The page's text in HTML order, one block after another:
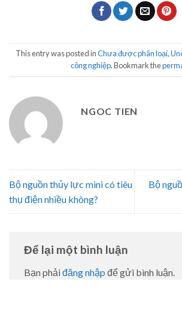
This entry was posted inChưa được phân loại,
công nghiệp. Bookmark the
NGOC TIEN
Bộ nguồn thủy lực mini có tiêu
thụ điện nhiều không?
Bộ
Để lại một bình luận
Bạn phải đăng nhập để gửi bình luận.